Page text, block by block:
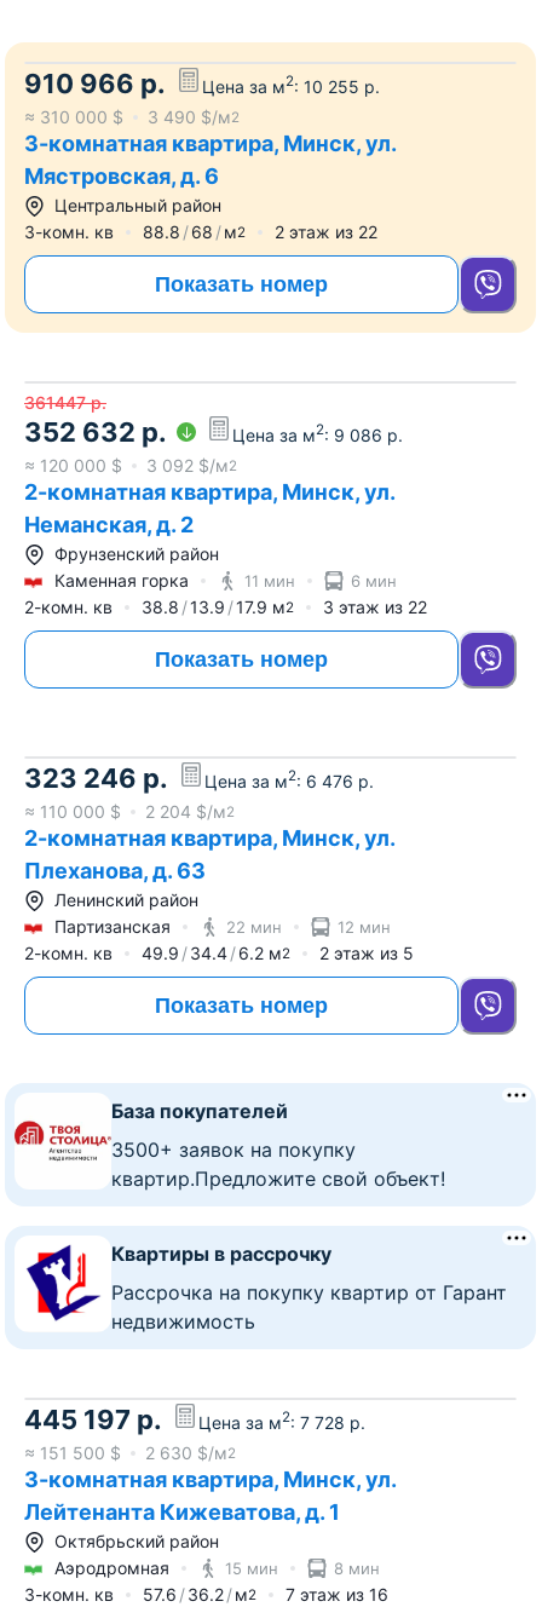
910 966 р. Цена за м2: 10 255 р.
≈ 310 000 $ 3 490 $/м2
3-комнатная квартира, Минск, ул.
Мястровская, д. 6
Центральный район
3-комн. кв
88.8 68 м2 2 этаж из 22
Показать номер
361447 р.
352 632 р. Цена за м2: 9 086 р.
≈ 120 000 $ 3 092 $/м2
2-комнатная квартира, Минск, ул.
Неманская, д. 2
Фрунзенский район
Каменная горка
11 мин 6 мин
2-комн. кв 38.8 13.9 17.9 м2 3 этаж из 22
Показать номер
323 246 р. Цена за м2: 6 476 р.
≈ 110 000 $ 2 204 $/м2
2-комнатная квартира, Минск, ул.
Плеханова, д. 63
Ленинский район
Партизанская
22 мин 12 мин
2-комн. кв 49.9 34.4 6.2 м2 2 этаж из 5
Показать номер
445 197 р. Цена за м2: 7 728 р.
≈ 151 500 $ 2 630 $/м2
3-комнатная квартира, Минск, ул.
Лейтенанта Кижеватова, д. 1
Октябрьский район
Аэродромная
15 мин 8 мин
3-комн. кв 57.6 36.2 м2 7 этаж из 16
База покупателей
3500+ заявок на покупку
квартир.Предложите свой объект!
Квартиры в рассрочку
Рассрочка на покупку квартир от Гарант
недвижимость